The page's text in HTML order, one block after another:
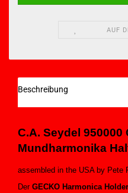
AUF
Beschreibung
C.A. Seydel 950000
Mundharmonika
assembled in the USA by Pete
Der GECKO Harmonica Holder